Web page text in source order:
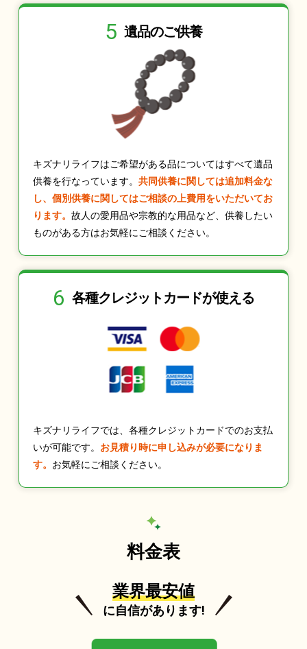
5 遺品のご供養
キズナリライフはご希望がある品についてはすべて遺品
供養を行なっています。 共同供養に関しては追加料金な
し、個別供養に関してはご相談の上費用をいただいてお
ります。 故人の愛用品や宗教的な用品など、供養したい
ものがある方はお気軽にご相談ください。
6 各種クレジットカードが使える
キズナリライフでは、各種クレジットカードでのお支払
いが可能です。 お見積り時に申し込みが必要になりま
す。 お気軽にご相談ください。
料金表
業界最安値
に自信があります!